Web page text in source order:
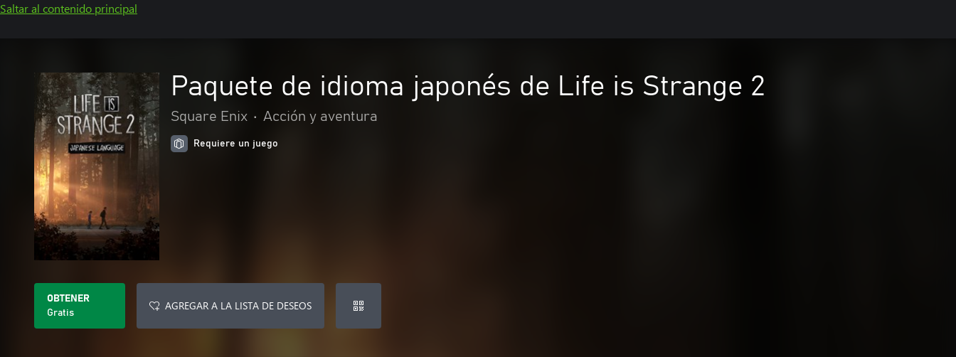
Saltar al contenido principal
Paquete de idioma japonés de Life is Strange 2
Square Enix • Acción y aventura
Requiere un juego
OBTENER
Gratis
AGREGAR A LA LISTA DE DESEOS